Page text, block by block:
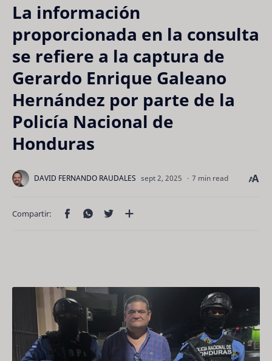
La información
proporcionada en la consulta
se refiere a la captura de
Gerardo Enrique Galeano
Hernández por parte de la
Policía Nacional de
Honduras
7 min read